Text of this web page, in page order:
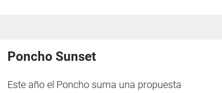
Poncho Sunset
Este año el Poncho suma una propuesta